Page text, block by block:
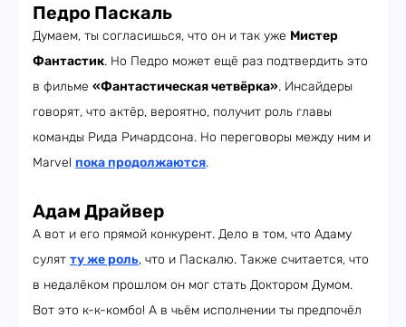
Педро Паскаль
Думаем, ты согласишься, что он и так уже Мистер
Фантастик. Но Педро может ещё раз подтвердить это
в фильме «Фантастическая четвёрка». Инсайдеры
говорят, что актёр, вероятно, получит роль главы
команды Рида Ричардсона. Но переговоры между ним и
Marvel пока продолжаются.
Адам Драйвер
А вот и его прямой конкурент. Дело в том, что Адаму
сулят ту же роль, что и Паскалю. Также считается, что
в недалёком прошлом он мог стать Доктором Думом.
Вот это к-к-комбо! А в чьём исполнении ты предпочёл